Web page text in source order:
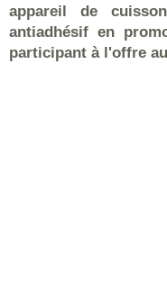
appareil de
antiadhésif en
participant à l'offre